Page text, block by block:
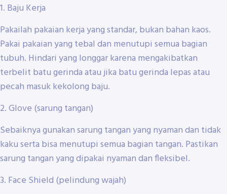
1. Baju Kerja
Pakailah pakaian kerja yang standar, bukan bahan kaos.
Pakai pakaian yang tebal dan menutupi semua bagian
tubuh. Hindari yang longgar karena mengakibatkan
terbelit batu gerinda atau jika batu gerinda lepas atau
pecah masuk kekolong baju.
2. Glove (sarung tangan)
Sebaiknya gunakan sarung tangan yang nyaman dan tidak
kaku serta bisa menutupi semua bagian tangan. Pastikan
sarung tangan yang dipakai nyaman dan fleksibel.
3. Face Shield (pelindung wajah)